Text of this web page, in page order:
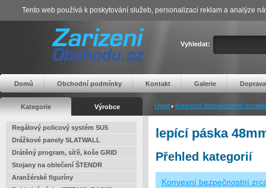
Vyhledat:
Domů Obchodní podmínky Kontakt Galerie Doprava
Kategorie Výrobce Úvod Konvexní bezpečnostní
Regálový policový systém SU5
Drážkové panely SLATWALL
Drátěný program, síťě, koše GRID
Stojany na oblečení ŠTENDR
Aranžérské figuríny
lepící páska
Přehled kategorií
Konvexní bezpečnostní
Tento web používá k poskytování služeb, personalizaci reklam a analýze